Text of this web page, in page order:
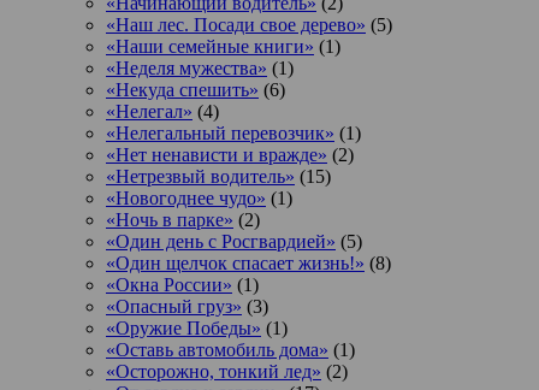
«Наш лес. Посади свое дерево» (5)
«Наши семейные книги» (1)
«Неделя мужества» (1)
«Некуда спешить» (6)
«Нелегал» (4)
«Нелегальный перевозчик» (1)
«Нет ненависти и вражде» (2)
«Нетрезвый водитель» (15)
«Новогоднее чудо» (1)
«Ночь в парке» (2)
«Один день с Росгвардией» (5)
«Один щелчок спасает жизнь!» (8)
«Окна России» (1)
«Опасный груз» (3)
«Оружие Победы» (1)
«Оставь автомобиль дома» (1)
«Осторожно, тонкий лед» (2)